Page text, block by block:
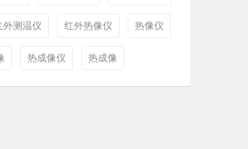
外测温仪 红外热像仪 热像仪
热成像仪 热成像